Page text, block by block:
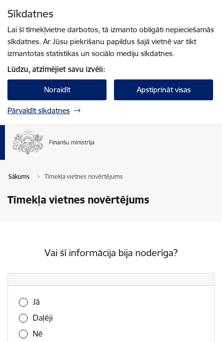
Sīkdatnes
Lai šī tīmekļvietne darbotos, tā izmanto obligāti nepieciešamās
sīkdatnes. Ar Jūsu piekrišanu papildus šajā vietnē var tikt
izmantotas statistikas un sociālo mediju sīkdatnes.
Lūdzu, atzīmējiet savu izvēli:
Noraidīt Apstiprināt visas
Pārvaldīt sīkdatnes
Sākums Tīmekļa vietnes novērtējums
Tīmekļa vietnes novērtējums
Vai šī informācija bija noderīga?
Vai šī informācija bija noderīga?
Jā
Daļēji
Nē